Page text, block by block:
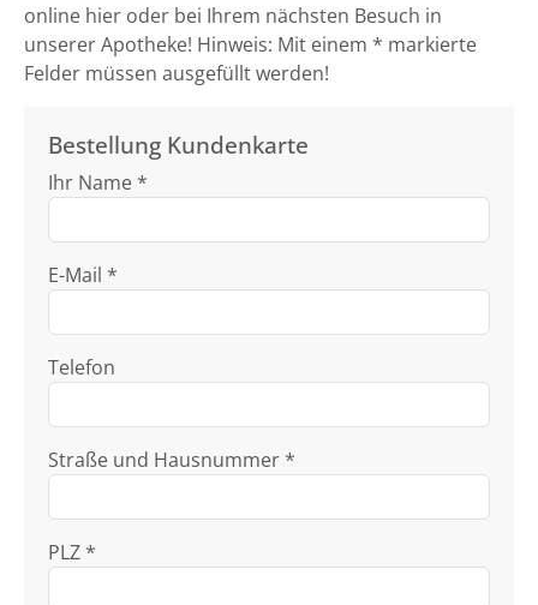
online hier oder bei Ihrem nächsten Besuch in
unserer Apotheke! Hinweis: Mit einem * markierte
Felder müssen ausgefüllt werden!
Bestellung Kundenkarte
Ihr Name *
E-Mail *
Telefon
Straße und Hausnummer *
PLZ *